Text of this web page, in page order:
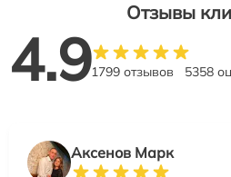
Отзывы
4.91799 отзывов 5358
Аксенов Марк